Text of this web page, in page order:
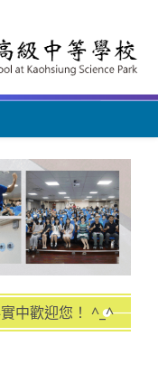
中歡迎您！ ^_^